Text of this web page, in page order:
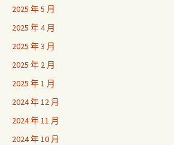
2025 年 5 月
2025 年 4 月
2025 年 3 月
2025 年 2 月
2025 年 1 月
2024 年 12 月
2024 年 11 月
2024 年 10 月